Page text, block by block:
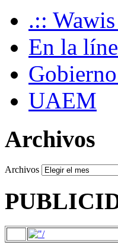
.::
En la
UAEM
Archivos
Archivos